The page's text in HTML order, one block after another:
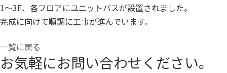
1～3F、各フロアにユニットバスが設置されました。
完成に向けて順調に工事が進んでいます。
一覧に戻る
お気軽にお問い合わせください。